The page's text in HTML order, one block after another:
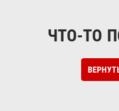
ЧТО-ТО